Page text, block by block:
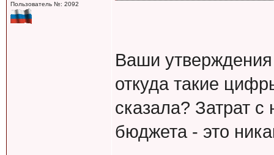
Пользователь №: 2092
Ваши
откуда такие
сказала? Затрат
бюджета - это